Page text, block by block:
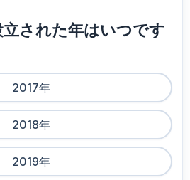
された年はいつです
2017年
2018年
2019年